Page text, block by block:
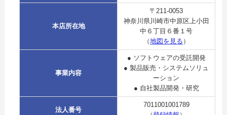
本店所在地
〒211-0053
神奈川県川崎市中原区上小田
中６丁目６番１号
（地図を見る ）
事業内容
● ソフトウェアの受託開発
● 製品販売・システムソリュ
ーション
● 自社製品開発・研究
法人番号
7011001001789